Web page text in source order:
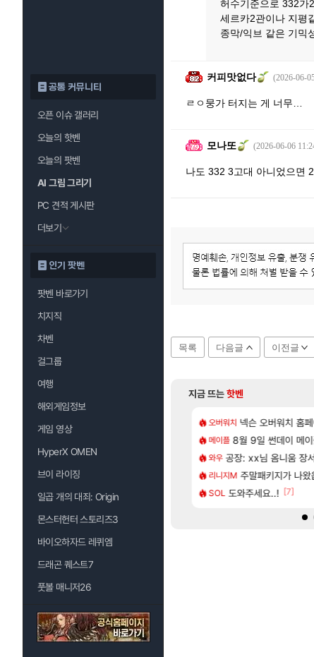
공통 커뮤니티
오픈 이슈 갤러리
오늘의 핫벤
오늘의 팟벤
AI 그림 그리기
PC 견적 게시판
더보기
인기 팟벤
팟벤 바로가기
치지직
차벤
걸그룹
여행
해외게임정보
게임 영상
HyperX OMEN
브이 라이징
일곱 개의 대죄: Origin
몬스터헌터 스토리즈3
바이오하자드 레퀴엠
드래곤 퀘스트7
풋볼 매니저26
허수기준으로 332가
세르카2관이나 지평
종막/익브 같은 기믹
커피맛없다 (2026-06-
ㄹㅇ뭉가 터지는 게 너무…
모나또 (2026-06-06
나도 332 3고대 아니었으면
목록 다음글 이전글
지금 뜨는핫벤
개웃기네 ㅋㅋ
트 본사에서 연락왔음 [132]
타가 아닌 큰 이유는 경매장 불안정때문일듯
프 클릭 미스낫네 [116]
오버워치 넥슨 오버워치 홈
메이플 8월 9일 썬데이 메
와우 공장: xx님 옴니움 장
리니지M 주말패키지가 나왔
SOL 도와주세요..! [7]
D램 매출 점유율 7%…글로벌 4위로 부상
크드 1.06 패치노트 (8/5)
3사, 2027년 생산분 완판?
쿠라 마이 성우 정보 및 주요 필모
아스오라 아스오라 성우
아스오라 아키츠 아키나
비스트 모든 성소 위치 공
리밋제로 프롤로그 테스
비스트 모든 바우에라 업그